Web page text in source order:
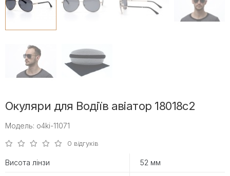
Окуляри для Водіїв авіатор 18018c2
Модель: o4ki-11071
0 відгуків
Висота лінзи 52 мм